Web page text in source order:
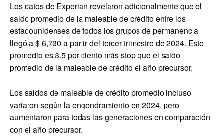
Los datos de Experian revelaron adicionalmente que el
saldo promedio de la maleable de crédito entre los
estadounidenses de todos los grupos de permanencia
llegó a $ 6,730 a partir del tercer trimestre de 2024. Este
promedio es 3.5 por ciento más stop que el saldo
promedio de la maleable de crédito el año precursor.
Los saldos de maleable de crédito promedio incluso
variaron según la engendramiento en 2024, pero
aumentaron para todas las generaciones en comparación
con el año precursor.